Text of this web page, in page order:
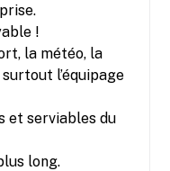
!
la météo, la
l’équipage
et serviables du
long.